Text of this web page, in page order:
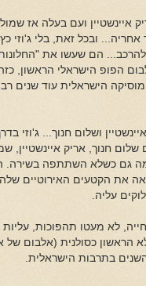
ועם בעלה אז
אחריה... ובכל זאת, בלי ג'וזי
הם שעשו את
הפופ הישראלי הראשון,
והשפיע על המוסיקה הישראלית עוד
ושלום חנוך... ג'וזי
חנוך, אריק איינשטיין,
גם כשלא השתתפה בשירה.
את הקטעים האירוטיים
עליה.
לא מעטו תהפוכות,
כסולנית (אלבום של
בתרבות הישראלית.